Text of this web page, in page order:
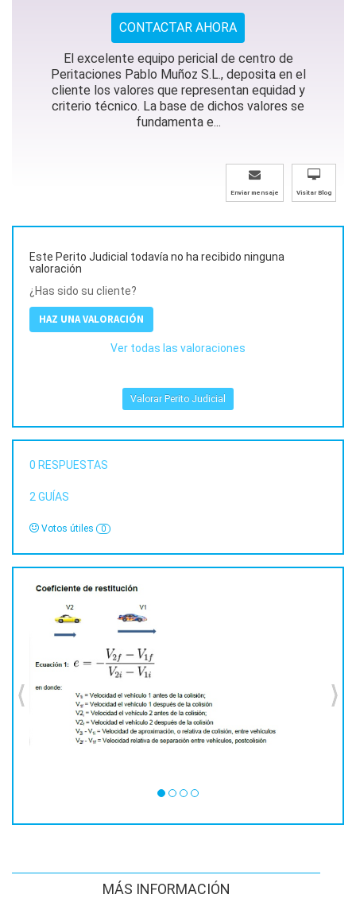
CONTACTAR AHORA
El excelente equipo pericial de centro de
Peritaciones Pablo Muñoz S.L., deposita en el
cliente los valores que representan equidad y
criterio técnico. La base de dichos valores se
fundamenta e...
Enviar mensaje Visitar Blog
Este Perito Judicial todavía no ha recibido ninguna
valoración
¿Has sido su cliente?
HAZ UNA VALORACIÓN
Ver todas las valoraciones
Valorar Perito Judicial
0 RESPUESTAS
2 GUÍAS
Votos útiles 0
MÁS INFORMACIÓN